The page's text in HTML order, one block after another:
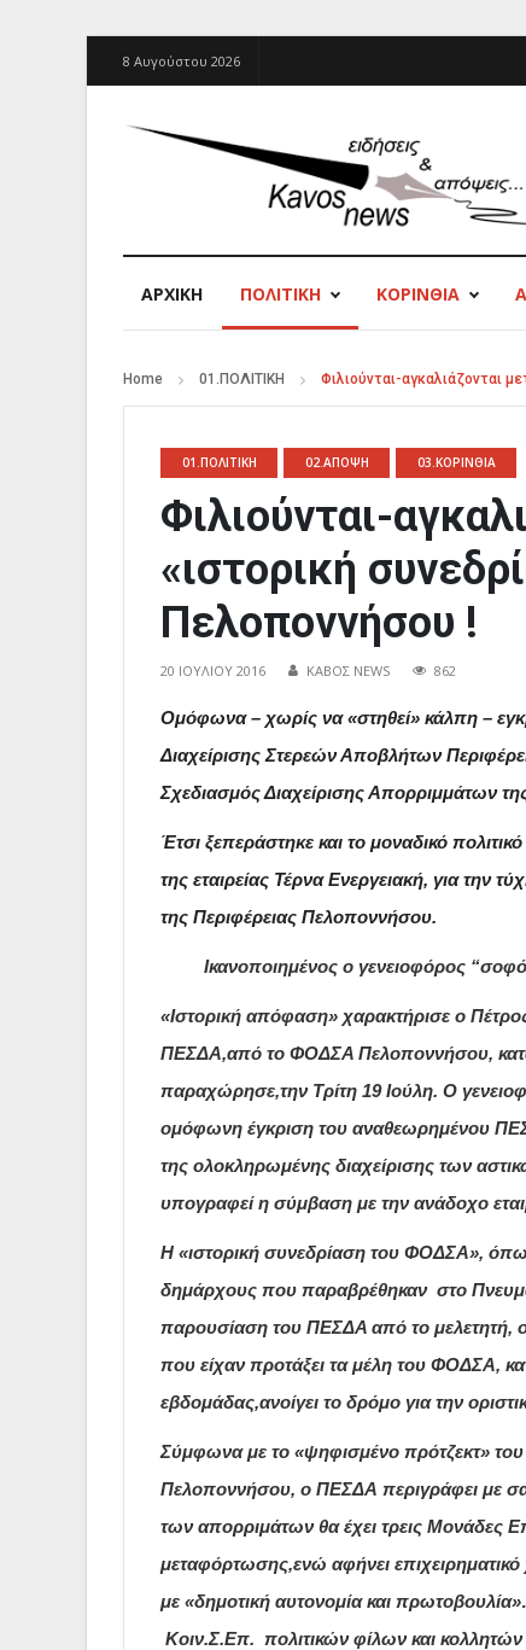
8 Αυγούστου 2026
ΑΡΧΙΚΉ ΠΟΛΙΤΙΚΗ ΚΟΡΙΝΘΙΑ
Home 01.ΠΟΛΙΤΙΚΗ Φιλιούνται-αγκαλιάζονται
01.ΠΟΛΙΤΙΚΗ 02.ΑΠΟΨΗ 03.ΚΟΡΙΝΘΙΑ
Φιλιούνται-
«ιστορική
Πελοποννήσου !
20 ΙΟΥΛΊΟΥ 2016 ΚΑΒΟΣ NEWS 862
Ομόφωνα – χωρίς να «στηθεί» κάλπη –
Διαχείρισης Στερεών Αποβλήτων
Σχεδιασμός Διαχείρισης Απορριμμάτων
Έτσι ξεπεράστηκε και το μοναδικό
της εταιρείας Τέρνα Ενεργειακή, για την
της Περιφέρειας Πελοποννήσου.
Ικανοποιημένος ο γενειοφόρος
«Ιστορική απόφαση» χαρακτήρισε ο
ΠΕΣΔΑ,από το ΦΟΔΣΑ Πελοποννήσου,
παραχώρησε,την Τρίτη 19 Ιούλη. Ο
ομόφωνη έγκριση του αναθεωρημένου
της ολοκληρωμένης διαχείρισης των
υπογραφεί η σύμβαση με την ανάδοχο
Η «ιστορική συνεδρίαση του ΦΟΔΣΑ»,
δημάρχους που παραβρέθηκαν στο
παρουσίαση του ΠΕΣΔΑ από το μελετητή,
που είχαν προτάξει τα μέλη του ΦΟΔΣΑ,
εβδομάδας,ανοίγει το δρόμο για την
Σύμφωνα με το «ψηφισμένο πρότζεκτ»
Πελοποννήσου, ο ΠΕΣΔΑ περιγράφει με
των απορριμάτων θα έχει τρεις Μονάδες
μεταφόρτωσης,ενώ αφήνει
με «δημοτική αυτονομία και
Κοιν.Σ.Επ. πολιτικών φίλων και